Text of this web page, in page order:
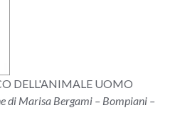
DELL'ANIMALE UOMO
di Marisa Bergami – Bompiani –